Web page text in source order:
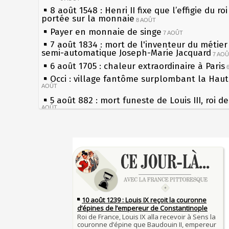
8 août 1548 : Henri II fixe que l’effigie du
portée sur la monnaie 8 AOÛT
Payer en monnaie de singe 7 AOÛT
7 août 1834 : mort de l'inventeur du
semi-automatique Joseph-Marie Jacquard 7
6 août 1705 : chaleur extraordinaire à Paris
Occi : village fantôme surplombant la
AOÛT
5 août 882 : mort funeste de Louis III, roi
AOÛT
Rouelle 3 AOÛT
Musée Jean de La Fontaine : réouverture
rénovation 2 AOÛT
2 août 1802 : Bonaparte est nommé
1er août 1589 : Henri III est poignardé à
par Jacques Clément, moine jacobin 1ER AOÛT
les siècles
27 mai 1610 : supplice de François
du roi Henri IV
Pierre qui roule n'amasse pas mousse
Qui aime bien châtie bien
Tout vient à point à qui sait attendre
François II (né le 19 janvier 1544, mort le 5